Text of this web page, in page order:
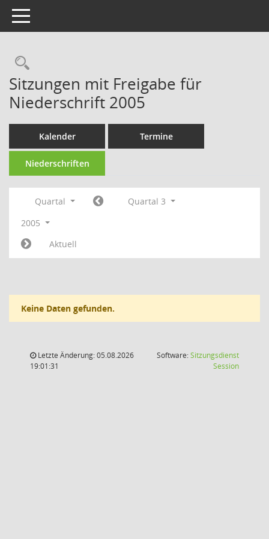
Toggle navigation
Rechercheauswahl
Sitzungen mit Freigabe für
Niederschrift 2005
Kalender Termine
Niederschriften
Quartal
Quartal 3
2005
Aktuell
Keine Daten gefunden.
Letzte Änderung: 05.08.2026
19:01:31
Software:Sitzungsdienst
Session(Wird in